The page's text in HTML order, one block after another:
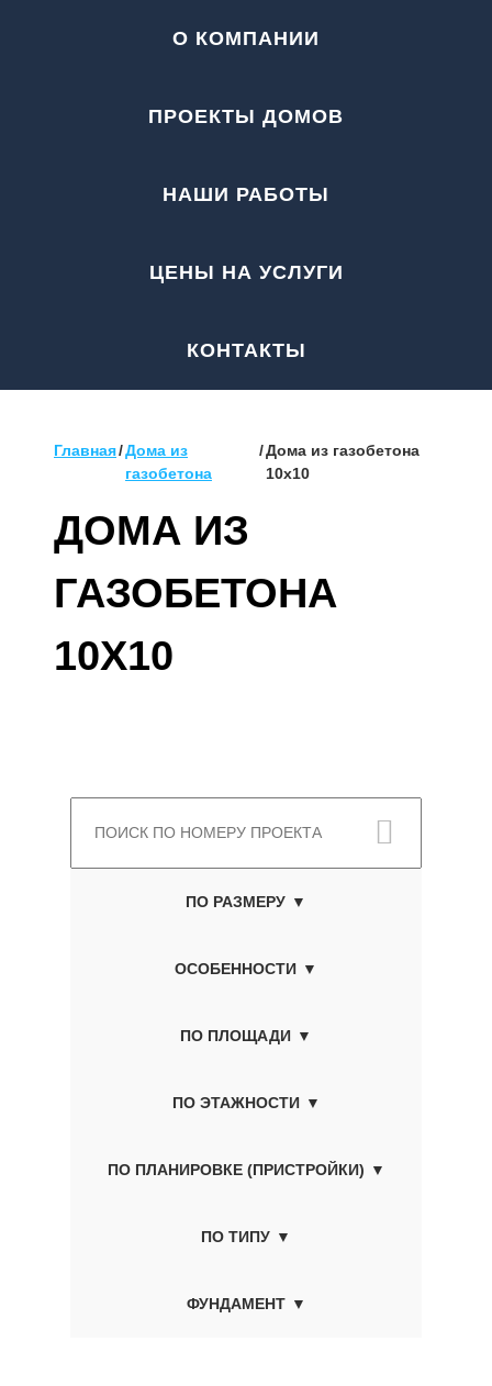
О КОМПАНИИ
ПРОЕКТЫ ДОМОВ
НАШИ РАБОТЫ
ЦЕНЫ НА УСЛУГИ
КОНТАКТЫ
Главная/Дома из
газобетона
/Дома из газобетона
10х10
ДОМА ИЗ
ГАЗОБЕТОНА
10Х10
ПО РАЗМЕРУ
ОСОБЕННОСТИ
ПО ПЛОЩАДИ
ПО ЭТАЖНОСТИ
ПО ПЛАНИРОВКЕ (ПРИСТРОЙКИ)
ПО ТИПУ
ФУНДАМЕНТ